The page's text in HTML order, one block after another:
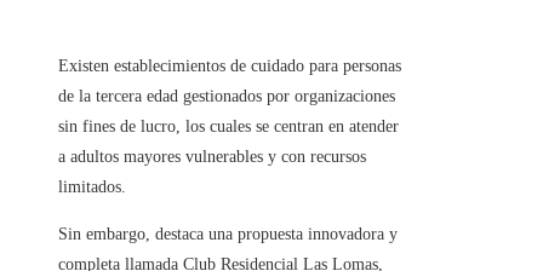
Existen establecimientos de cuidado para personas
de la tercera edad gestionados por organizaciones
sin fines de lucro, los cuales se centran en atender
a adultos mayores vulnerables y con recursos
limitados.
Sin embargo, destaca una propuesta innovadora y
completa llamada Club Residencial Las Lomas,